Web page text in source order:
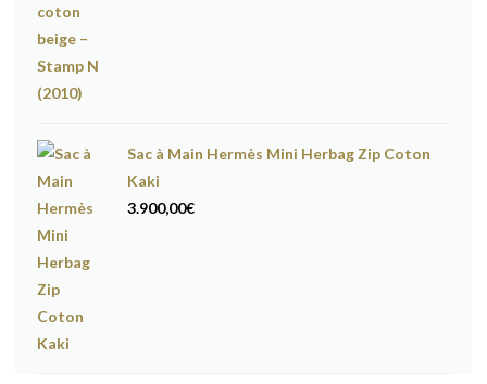
Sac à Main Hermès Mini Herbag Zip Coton
Kaki
3.900,00€